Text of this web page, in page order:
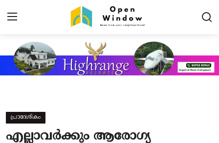
Login Register
പ്രധാന വാർത്തകൾ
പ്രാദേശികം
എല്ലാവര്‍ക്കും ആരോഗ്യ